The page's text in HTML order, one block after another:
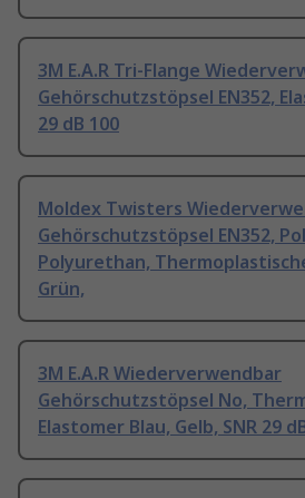
3M E.A.R Tri-Flange
Gehörschutzstöpsel EN352,
29 dB 100
Moldex Twisters
Gehörschutzstöpsel EN352,
Polyurethan,
Grün,
3M E.A.R Wiederverwendbar
Gehörschutzstöpsel No,
Elastomer Blau, Gelb, SNR 29